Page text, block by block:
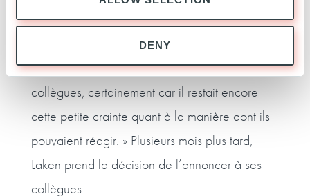
DENY
comment Ardian s’engageait sur ces
problématiques. Malgré cela, j’ai fait le souhait
de ne pas en informer tout de suite mes
collègues, certainement car il restait encore
cette petite crainte quant à la manière dont ils
pouvaient réagir. » Plusieurs mois plus tard,
Laken prend la décision de l’annoncer à ses
collègues.